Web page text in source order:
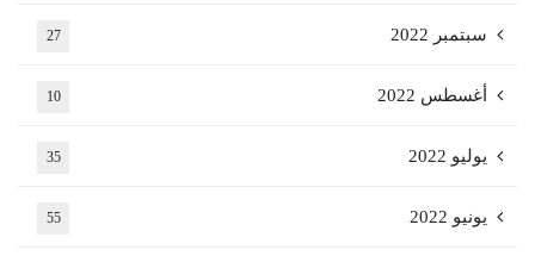
سبتمبر 2022 27
أغسطس 2022 10
يوليو 2022 35
يونيو 2022 55